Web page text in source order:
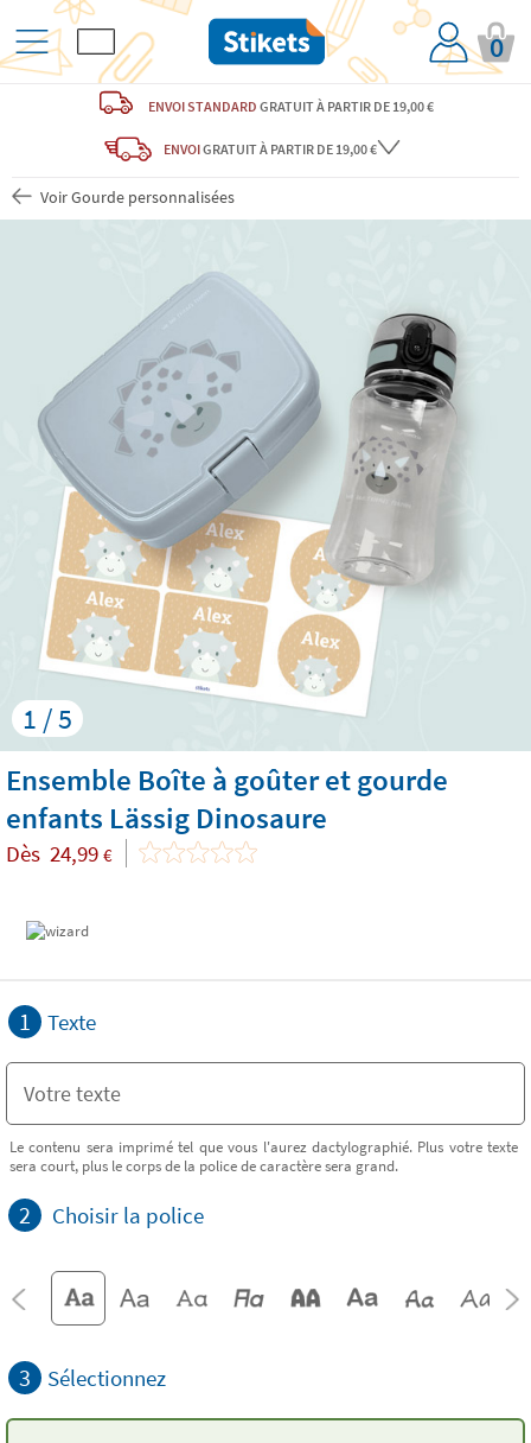
0
ENVOI STANDARD GRATUITÀ PARTIR DE 19,00 €
ENVOIGRATUITÀ PARTIR DE 19,00 €
Voir Gourde personnalisées
1 / 5
Ensemble Boîte à goûter et gourde
enfants Lässig Dinosaure
Dès 24,99 €
1 Texte
Le contenu sera imprimé tel que vous l'aurez dactylographié. Plus votre texte
sera court, plus le corps de la police de caractère sera grand.
2 Choisir la police
3 Sélectionnez